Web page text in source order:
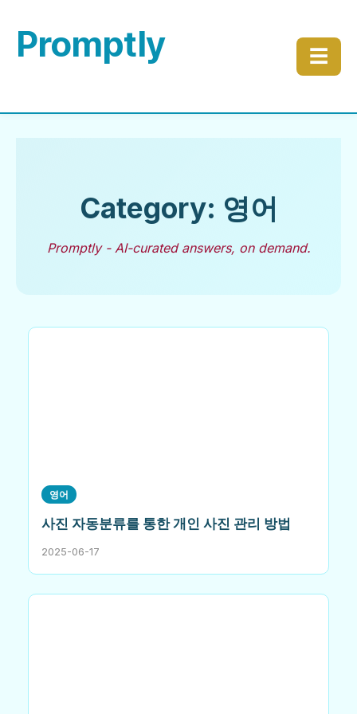
Promptly ☰
Category: 영어
Promptly - AI-curated answers, on demand.
영어
사진 자동분류를 통한 개인 사진 관리 방법
2025-06-17